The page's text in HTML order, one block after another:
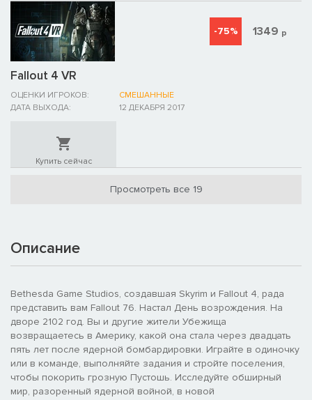
Fallout 4 VR
ОЦЕНКИ ИГРОКОВ:
СМЕШАННЫЕ
ДАТА ВЫХОДА:
12 ДЕКАБРЯ 2017
-75% 1349 р
Купить сейчас
Просмотреть все 19
Описание
Bethesda Game Studios, создавшая Skyrim и Fallout 4, рада
представить вам Fallout 76. Настал День возрождения. На
дворе 2102 год. Вы и другие жители Убежища
возвращаетесь в Америку, какой она стала через двадцать
пять лет после ядерной бомбардировки. Играйте в одиночку
или в команде, выполняйте задания и стройте поселения,
чтобы покорить грозную Пустошь. Исследуйте обширный
мир, разоренный ядерной войной, в новой